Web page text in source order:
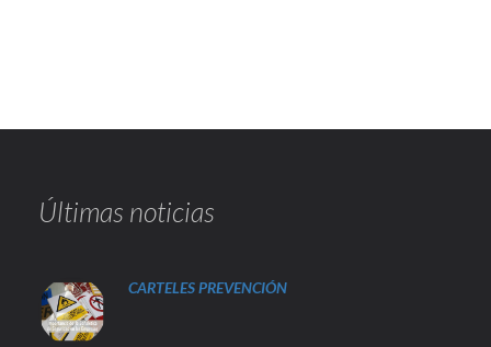
Últimas noticias
CARTELES PREVENCIÓN